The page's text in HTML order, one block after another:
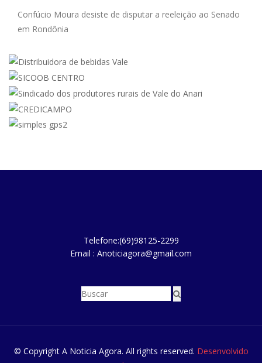
Confúcio Moura desiste de disputar a reeleição ao Senado
em Rondônia
Telefone:(69)98125-2299
Email : Anoticiagora@gmail.com
© Copyright A Noticia Agora. All rights reserved. Desenvolvido